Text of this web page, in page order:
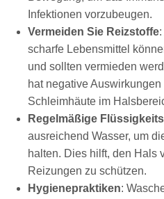
Infektionen vorzubeugen.
Vermeiden Sie Reizstoffe
scharfe Lebensmittel
und sollten vermieden
hat negative
Schleimhäute im
Regelmäßige
ausreichend Wasser, um
halten. Dies hilft, den Hals
Reizungen zu schützen.
Hygienepraktiken: